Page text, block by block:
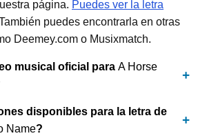
página. Puedes ver la letra
puedes encontrarla en otras
Deemey.com o Musixmatch.
musical oficial para A Horse
disponibles para la letra de
Name?